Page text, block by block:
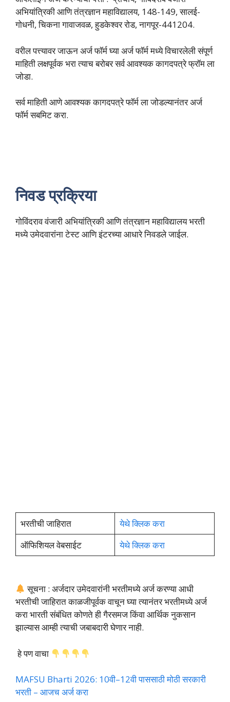
अभियांत्रिकी आणि तंत्रज्ञान महाविद्यालय, 148-149, सालई-
गोधनी, चिकना गावाजवळ, हुडकेश्वर रोड, नागपूर-441204.
वरील पत्त्यावर जाऊन अर्ज फॉर्म घ्या अर्ज फॉर्म मध्ये विचारलेली संपूर्ण
माहिती लक्षपूर्वक भरा त्याच बरोबर सर्व आवश्यक कागदपत्रे फ्रॉम ला
जोडा.
सर्व माहिती आणे आवश्यक कागदपत्रे फॉर्म ला जोडल्यानंतर अर्ज
फॉर्म सबमिट करा.
निवड प्रक्रिया
गोविंदराव वंजारी अभियांत्रिकी आणि तंत्रज्ञान महाविद्यालय भरती
मध्ये उमेदवारांना टेस्ट आणि इंटरच्या आधारे निवडले जाईल.
भरतीची जाहिरात
येथे क्लिक करा
ऑफिशियल वेबसाईट
येथे क्लिक करा
सूचना : अर्जदार उमेदवारांनी भरतीमध्ये अर्ज करण्या आधी
भरतीची जाहिरात काळजीपूर्वक वाचून घ्या त्यानंतर भरतीमध्ये अर्ज
करा भारती संबंधित कोणते ही गैरसमज किंवा आर्थिक नुकसान
झाल्यास आम्ही त्याची जबाबदारी घेणार नाही.
हे पण वाचा
MAFSU Bharti 2026: 10वी–12वी पाससाठी मोठी सरकारी
भरती – आजच अर्ज करा